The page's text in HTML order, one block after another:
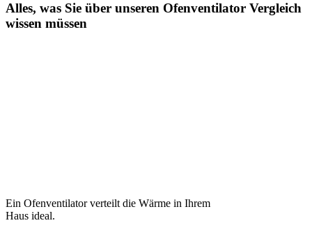
Alles, was Sie über unseren Ofenventilator Vergleich
wissen müssen
Ein Ofenventilator verteilt die Wärme in Ihrem
Haus ideal.